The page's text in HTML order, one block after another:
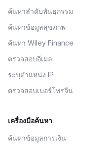
ค้นหาลำดับพันธุกรรม
ค้นหาข้อมูลสุขภาพ
ค้นหา Wiley Finance
ตรวจสอบอีเมล
ระบุตำแหน่ง IP
ตรวจสอบเบอร์โทรจีน
เครื่องมือค้นหา
ค้นหาข้อมูลการเงิน